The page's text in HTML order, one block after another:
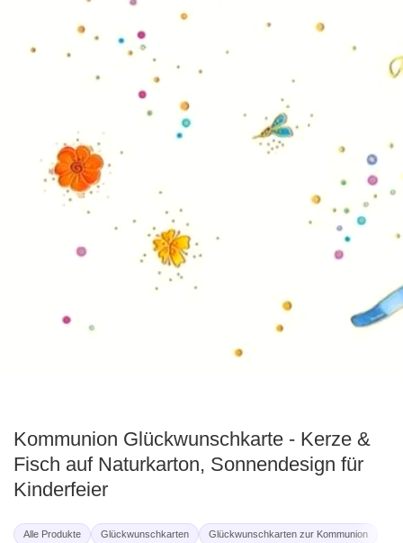
Kommunion Glückwunschkarte - Kerze &
Fisch auf Naturkarton, Sonnendesign für
Kinderfeier
Alle Produkte Glückwunschkarten Glückwunschkarten zur Kommunion